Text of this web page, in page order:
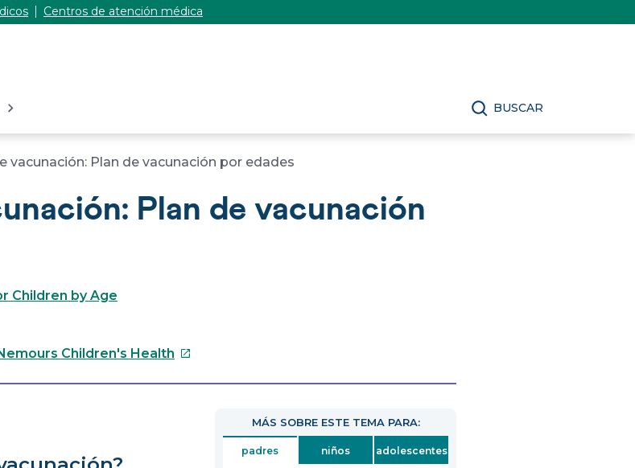
Centros de atención médica
BUSCAR
vacunación: Plan de vacunación por edades
Plan de vacunación
Children by Age
Children's Health Este
MÁS SOBRE ESTE TEMA PARA:
padres niños adolescentes